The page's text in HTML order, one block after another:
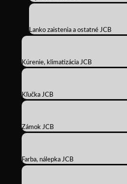
Lanko zaistenia a ostatné JCB
Kúrenie, klimatizácia JCB
Kľučka JCB
Zámok JCB
Farba, nálepka JCB